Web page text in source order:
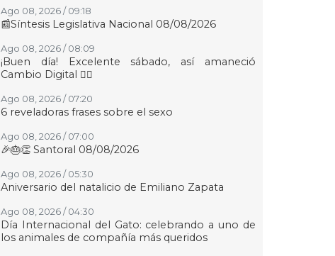
Ago 08, 2026 / 09:18
📰Síntesis Legislativa Nacional 08/08/2026
Ago 08, 2026 / 08:09
¡Buen día! Excelente sábado, así amaneció
Cambio Digital 👍🏻
Ago 08, 2026 / 07:20
6 reveladoras frases sobre el sexo
Ago 08, 2026 / 07:00
🎉🎂👏 Santoral 08/08/2026
Ago 08, 2026 / 05:30
Aniversario del natalicio de Emiliano Zapata
Ago 08, 2026 / 04:30
Día Internacional del Gato: celebrando a uno de
los animales de compañía más queridos